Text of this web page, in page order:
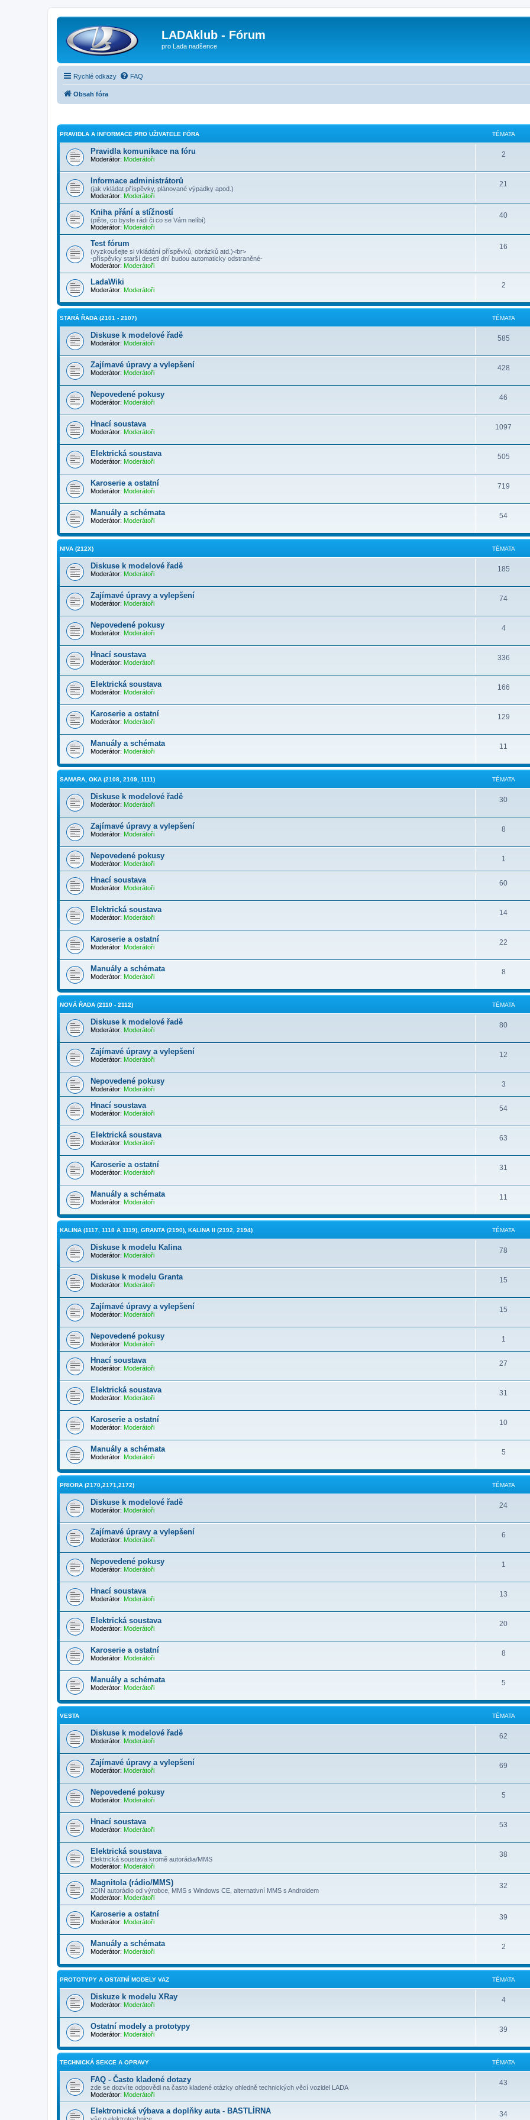
LADAklub - Fórum
pro Lada nadšence
Rychlé odkazy FAQ
Obsah fóra
PRAVIDLA A INFORMACE PRO UŽIVATELE FÓRA TÉMATA
Pravidla komunikace na fóru
Moderátor: Moderátoři
2
Informace administrátorů
(jak vkládat příspěvky, plánované výpadky apod.)
Moderátor: Moderátoři
21
Kniha přání a stížností
(pište, co byste rádi či co se Vám nelíbí)
Moderátor: Moderátoři
40
Test fórum
(vyzkoušejte si vkládání příspěvků, obrázků atd.)<br>
-příspěvky starší deseti dní budou automaticky odstraněné-
Moderátor: Moderátoři
16
LadaWiki
Moderátor: Moderátoři
2
STARÁ ŘADA (2101 - 2107) TÉMATA
Diskuse k modelové řadě
Moderátor: Moderátoři
585
Zajímavé úpravy a vylepšení
Moderátor: Moderátoři
428
Nepovedené pokusy
Moderátor: Moderátoři
46
Hnací soustava
Moderátor: Moderátoři
1097
Elektrická soustava
Moderátor: Moderátoři
505
Karoserie a ostatní
Moderátor: Moderátoři
719
Manuály a schémata
Moderátor: Moderátoři
54
NIVA (212X) TÉMATA
Diskuse k modelové řadě
Moderátor: Moderátoři
185
Zajímavé úpravy a vylepšení
Moderátor: Moderátoři
74
Nepovedené pokusy
Moderátor: Moderátoři
4
Hnací soustava
Moderátor: Moderátoři
336
Elektrická soustava
Moderátor: Moderátoři
166
Karoserie a ostatní
Moderátor: Moderátoři
129
Manuály a schémata
Moderátor: Moderátoři
11
SAMARA, OKA (2108, 2109, 1111) TÉMATA
Diskuse k modelové řadě
Moderátor: Moderátoři
30
Zajímavé úpravy a vylepšení
Moderátor: Moderátoři
8
Nepovedené pokusy
Moderátor: Moderátoři
1
Hnací soustava
Moderátor: Moderátoři
60
Elektrická soustava
Moderátor: Moderátoři
14
Karoserie a ostatní
Moderátor: Moderátoři
22
Manuály a schémata
Moderátor: Moderátoři
8
NOVÁ ŘADA (2110 - 2112) TÉMATA
Diskuse k modelové řadě
Moderátor: Moderátoři
80
Zajímavé úpravy a vylepšení
Moderátor: Moderátoři
12
Nepovedené pokusy
Moderátor: Moderátoři
3
Hnací soustava
Moderátor: Moderátoři
54
Elektrická soustava
Moderátor: Moderátoři
63
Karoserie a ostatní
Moderátor: Moderátoři
31
Manuály a schémata
Moderátor: Moderátoři
11
KALINA (1117, 1118 A 1119), GRANTA (2190), KALINA II (2192, 2194) TÉMATA
Diskuse k modelu Kalina
Moderátor: Moderátoři
78
Diskuse k modelu Granta
Moderátor: Moderátoři
15
Zajímavé úpravy a vylepšení
Moderátor: Moderátoři
15
Nepovedené pokusy
Moderátor: Moderátoři
1
Hnací soustava
Moderátor: Moderátoři
27
Elektrická soustava
Moderátor: Moderátoři
31
Karoserie a ostatní
Moderátor: Moderátoři
10
Manuály a schémata
Moderátor: Moderátoři
5
PRIORA (2170,2171,2172) TÉMATA
Diskuse k modelové řadě
Moderátor: Moderátoři
24
Zajímavé úpravy a vylepšení
Moderátor: Moderátoři
6
Nepovedené pokusy
Moderátor: Moderátoři
1
Hnací soustava
Moderátor: Moderátoři
13
Elektrická soustava
Moderátor: Moderátoři
20
Karoserie a ostatní
Moderátor: Moderátoři
8
Manuály a schémata
Moderátor: Moderátoři
5
VESTA TÉMATA
Diskuse k modelové řadě
Moderátor: Moderátoři
62
Zajímavé úpravy a vylepšení
Moderátor: Moderátoři
69
Nepovedené pokusy
Moderátor: Moderátoři
5
Hnací soustava
Moderátor: Moderátoři
53
Elektrická soustava
Elektrická soustava kromě autorádia/MMS
Moderátor: Moderátoři
38
Magnitola (rádio/MMS)
2DIN autorádio od výrobce, MMS s Windows CE, alternativní MMS s Androidem
Moderátor: Moderátoři
32
Karoserie a ostatní
Moderátor: Moderátoři
39
Manuály a schémata
Moderátor: Moderátoři
2
PROTOTYPY A OSTATNÍ MODELY VAZ TÉMATA
Diskuze k modelu XRay
Moderátor: Moderátoři
4
Ostatní modely a prototypy
Moderátor: Moderátoři
39
TECHNICKÁ SEKCE A OPRAVY TÉMATA
FAQ - Často kladené dotazy
zde se dozvíte odpovědi na často kladené otázky ohledně technických věcí vozidel LADA
Moderátor: Moderátoři
43
Elektronická výbava a doplňky auta - BASTLÍRNA 34